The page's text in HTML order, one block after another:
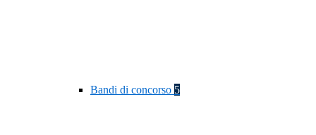
Bandi di concorso 5